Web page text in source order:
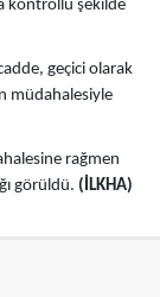
kontrollü şekilde
geçici olarak
müdahalesiyle
rağmen
görüldü. (İLKHA)